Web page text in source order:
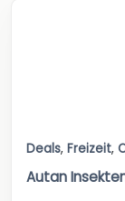
Deals, Freizeit,
Autan